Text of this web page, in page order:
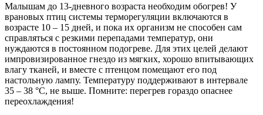
Малышам до 13-дневного возраста необходим обогрев! У
врановых птиц системы терморегуляции включаются в
возрасте 10 – 15 дней, и пока их организм не способен сам
справляться с резкими перепадами температур, они
нуждаются в постоянном подогреве. Для этих целей делают
импровизированное гнездо из мягких, хорошо впитывающих
влагу тканей, и вместе с птенцом помещают его под
настольную лампу. Температуру поддерживают в интервале
35 – 38 °C, не выше. Помните: перегрев гораздо опаснее
переохлаждения!